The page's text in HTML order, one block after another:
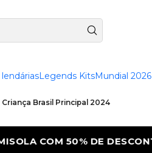
Legends KitsMundial 2026
Criança Brasil Principal 2024
LEVA A 2ª